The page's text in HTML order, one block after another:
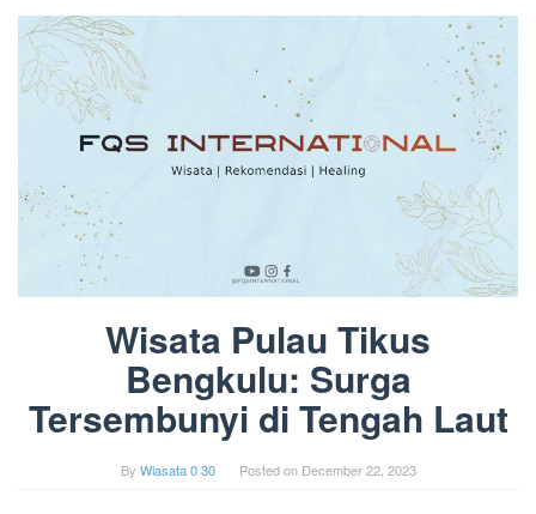
Wisata Pulau Tikus
Bengkulu: Surga
Tersembunyi di Tengah Laut
By Wiasata 0 30 Posted on December 22, 2023